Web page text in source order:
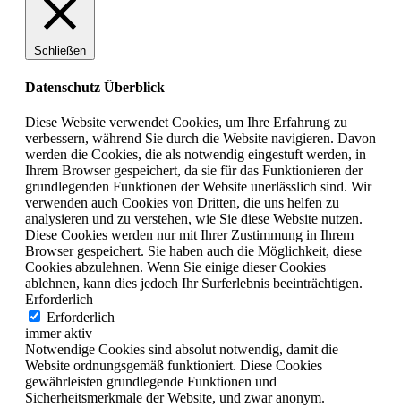
Schließen
Datenschutz Überblick
Diese Website verwendet Cookies, um Ihre Erfahrung zu
verbessern, während Sie durch die Website navigieren. Davon
werden die Cookies, die als notwendig eingestuft werden, in
Ihrem Browser gespeichert, da sie für das Funktionieren der
grundlegenden Funktionen der Website unerlässlich sind. Wir
verwenden auch Cookies von Dritten, die uns helfen zu
analysieren und zu verstehen, wie Sie diese Website nutzen.
Diese Cookies werden nur mit Ihrer Zustimmung in Ihrem
Browser gespeichert. Sie haben auch die Möglichkeit, diese
Cookies abzulehnen. Wenn Sie einige dieser Cookies
ablehnen, kann dies jedoch Ihr Surferlebnis beeinträchtigen.
Erforderlich
Erforderlich
immer aktiv
Notwendige Cookies sind absolut notwendig, damit die
Website ordnungsgemäß funktioniert. Diese Cookies
gewährleisten grundlegende Funktionen und
Sicherheitsmerkmale der Website, und zwar anonym.